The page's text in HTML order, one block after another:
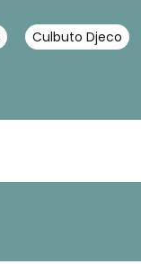
Culbuto Djeco